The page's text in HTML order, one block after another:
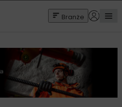
Branże